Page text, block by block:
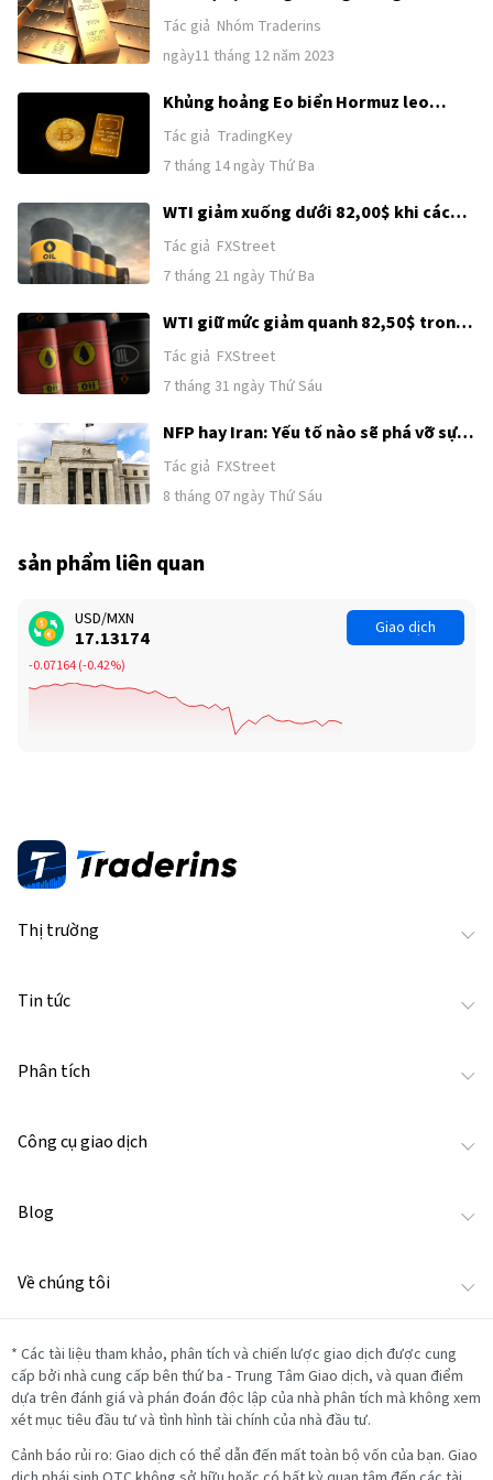
qua. Liệu vàng còn tiếp tục thời kỳ
hoàng kim thêm 50 năm nữa?
Tác giả Nhóm Traderins
ngày11 tháng 12 năm 2023
Khủng hoảng Eo biển Hormuz leo
thang: Vàng giảm xuống dưới mốc
4.000, Bitcoin đối mặt với cuộc chiến
bảo vệ mốc 60.000
Tác giả TradingKey
7 tháng 14 ngày Thứ Ba
WTI giảm xuống dưới 82,00$ khi các
tín hiệu ngoại giao tạm thời xuất hiện
Tác giả FXStreet
7 tháng 21 ngày Thứ Ba
WTI giữ mức giảm quanh 82,50$ trong
bối cảnh hy vọng ngoại giao Mỹ-Iran
được khơi lại
Tác giả FXStreet
7 tháng 31 ngày Thứ Sáu
NFP hay Iran: Yếu tố nào sẽ phá vỡ sự
tích luỹ của Chỉ số đô la Mỹ?
Tác giả FXStreet
8 tháng 07 ngày Thứ Sáu
sản phẩm liên quan
USD/MXN
17.13174
-0.07164(-0.42%)
Giao dịch
Thị trường
Tin tức
Phân tích
Công cụ giao dịch
Blog
Về chúng tôi
* Các tài liệu tham khảo, phân tích và chiến lược giao dịch được cung
cấp bởi nhà cung cấp bên thứ ba - Trung Tâm Giao dịch, và quan điểm
dựa trên đánh giá và phán đoán độc lập của nhà phân tích mà không xem
xét mục tiêu đầu tư và tình hình tài chính của nhà đầu tư.
Cảnh báo rủi ro: Giao dịch có thể dẫn đến mất toàn bộ vốn của bạn. Giao